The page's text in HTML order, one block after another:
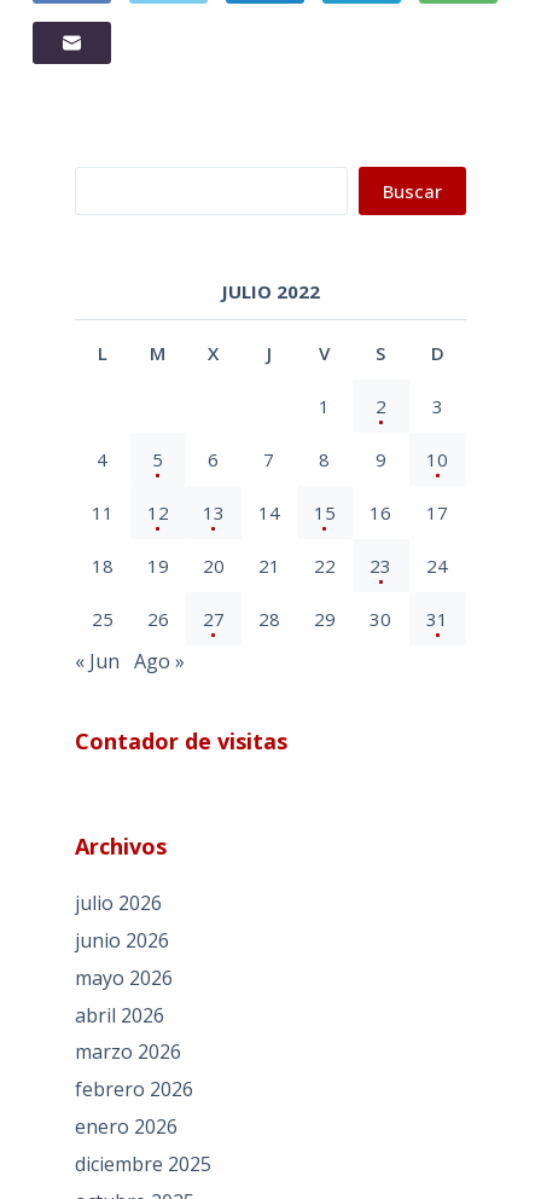
Buscar
JULIO 2022
L M X J V S D
1 2 3
4 5 6 7 8 9 10
11 12 13 14 15 16 17
18 19 20 21 22 23 24
25 26 27 28 29 30 31
« Jun Ago »
Contador de visitas
Archivos
julio 2026
junio 2026
mayo 2026
abril 2026
marzo 2026
febrero 2026
enero 2026
diciembre 2025